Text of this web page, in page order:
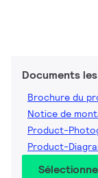
Documents
Brochure du
Notice de
Product-
Product-